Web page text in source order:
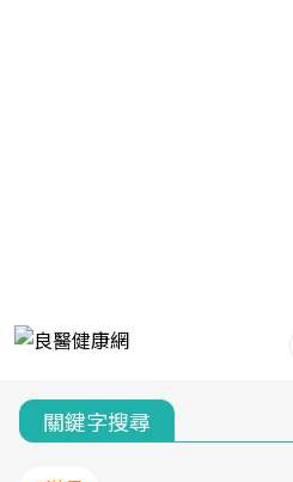
關鍵字搜尋